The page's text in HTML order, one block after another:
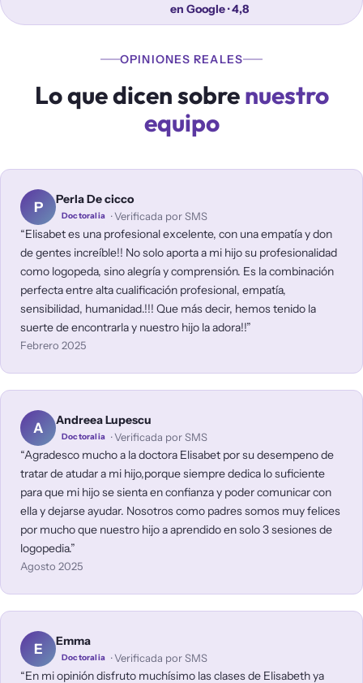
en Google · 4,8
OPINIONES REALES
Lo que dicen sobrenuestro
equipo
P Perla De cicco
Doctoralia · Verificada por SMS
Elisabet es una profesional excelente, con una empatía y don
de gentes increíble!! No solo aporta a mi hijo su profesionalidad
como logopeda, sino alegría y comprensión. Es la combinación
perfecta entre alta cualificación profesional, empatía,
sensibilidad, humanidad.!!! Que más decir, hemos tenido la
suerte de encontrarla y nuestro hijo la adora!!
Febrero 2025
A Andreea Lupescu
Doctoralia · Verificada por SMS
Agradesco mucho a la doctora Elisabet por su desempeno de
tratar de atudar a mi hijo,porque siempre dedica lo suficiente
para que mi hijo se sienta en confianza y poder comunicar con
ella y dejarse ayudar. Nosotros como padres somos muy felices
por mucho que nuestro hijo a aprendido en solo 3 sesiones de
logopedia.
Agosto 2025
E Emma
Doctoralia · Verificada por SMS
En mi opinión disfruto muchísimo las clases de Elisabeth ya